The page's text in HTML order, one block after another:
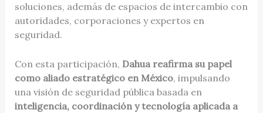
soluciones, además de espacios de intercambio con
autoridades, corporaciones y expertos en
seguridad.
Con esta participación, Dahua reafirma su papel
como aliado estratégico en México, impulsando
una visión de seguridad pública basada en
inteligencia, coordinación y tecnología aplicada a